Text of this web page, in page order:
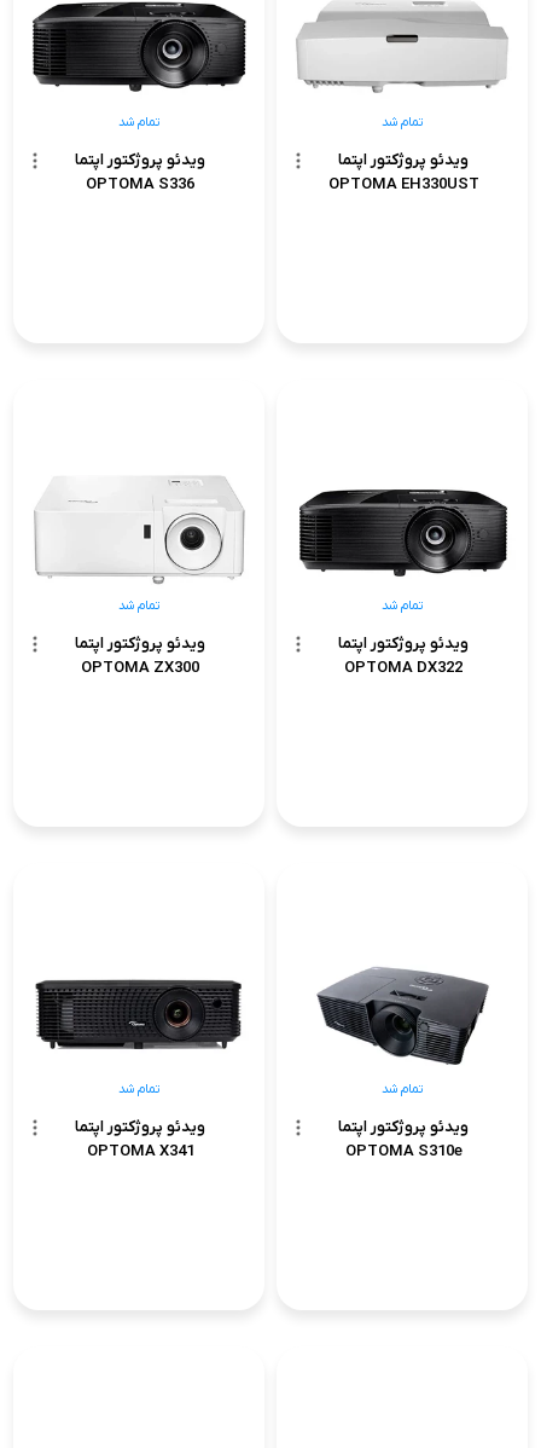
ویدئو پروژکتور اپتما
OPTOMA EH330UST
تمام شد
ویدئو پروژکتور اپتما
OPTOMA S336
تمام شد
ویدئو پروژکتور اپتما
OPTOMA DX322
تمام شد
ویدئو پروژکتور اپتما
OPTOMA ZX300
تمام شد
ویدئو پروژکتور اپتما
OPTOMA S310e
تمام شد
ویدئو پروژکتور اپتما
OPTOMA X341
تمام شد